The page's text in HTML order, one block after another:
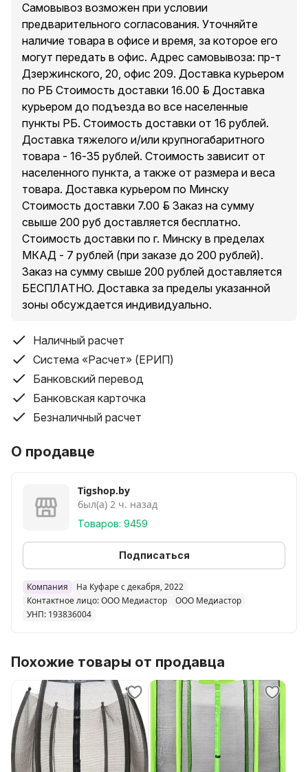
Самовывоз возможен при условии
предварительного согласования. Уточняйте
наличие товара в офисе и время, за которое его
могут передать в офис. Адрес самовывоза: пр-т
Дзержинского, 20, офис 209. Доставка курьером
по РБ Стоимость доставки 16.00 руб. Доставка
курьером до подъезда во все населенные
пункты РБ. Стоимость доставки от 16 рублей.
Доставка тяжелого и/или крупногабаритного
товара - 16-35 рублей. Стоимость зависит от
населенного пункта, а также от размера и веса
товара. Доставка курьером по Минску
Стоимость доставки 7.00 руб. Заказ на сумму
свыше 200 руб доставляется бесплатно.
Стоимость доставки по г. Минску в пределах
МКАД - 7 рублей (при заказе до 200 рублей).
Заказ на сумму свыше 200 рублей доставляется
БЕСПЛАТНО. Доставка за пределы указанной
зоны обсуждается индивидуально.
Наличный расчет
Система «Расчет» (ЕРИП)
Банковский перевод
Банковская карточка
Безналичный расчет
О продавце
Tigshop.by
был(а) 2 ч. назад
Товаров: 9459
Подписаться
Компания
На Куфаре с декабря, 2022
Контактное лицо: ООО Медиастор
ООО Медиастор
УНП: 193836004
Похожие товары от продавца